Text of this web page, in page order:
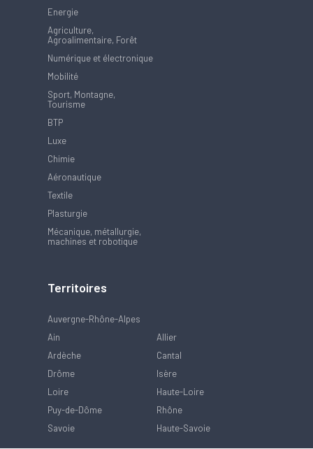
Energie
Agriculture,
Agroalimentaire, Forêt
Numérique et électronique
Mobilité
Sport, Montagne,
Tourisme
BTP
Luxe
Chimie
Aéronautique
Textile
Plasturgie
Mécanique, métallurgie,
machines et robotique
Territoires
Auvergne-Rhône-Alpes
Ain
Allier
Ardèche
Cantal
Drôme
Isère
Loire
Haute-Loire
Puy-de-Dôme
Rhône
Savoie
Haute-Savoie